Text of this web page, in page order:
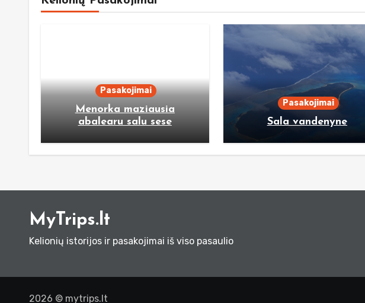
Pasakojimai
Menorka maziausia
abalearu salu sese
Pasakojimai
Sala vandenyne
MyTrips.lt
Kelionių istorijos ir pasakojimai iš viso pasaulio
2026 © mytrips.lt